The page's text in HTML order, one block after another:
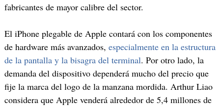
fabricantes de mayor calibre del sector.
El iPhone plegable de Apple contará con los componentes
de hardware más avanzados, especialmente en la estructura
de la pantalla y la bisagra del terminal. Por otro lado, la
demanda del dispositivo dependerá mucho del precio que
fije la marca del logo de la manzana mordida. Arthur Liao
considera que Apple venderá alrededor de 5,4 millones de